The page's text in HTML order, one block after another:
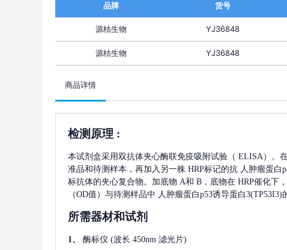
品牌 货号
源桔生物 YJ36848
源桔生物 YJ36848
商品详情
检测原理 :
本试剂盒采用双抗体夹心酶联免疫吸附试验（ ELISA）。
准品和待测样本，再加入另一株 HRP标记的抗 人肿瘤蛋白
标抗体的夹心复合物。加底物 A和 B，底物在 HRP催化下
（OD值）与待测样品中 人肿瘤蛋白p53诱导蛋白3(TP53I3)
所需器材和试剂
1、 酶标仪 (波长 450nm 滤光片)